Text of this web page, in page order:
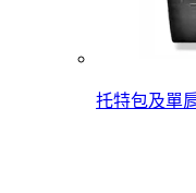
托特包及單